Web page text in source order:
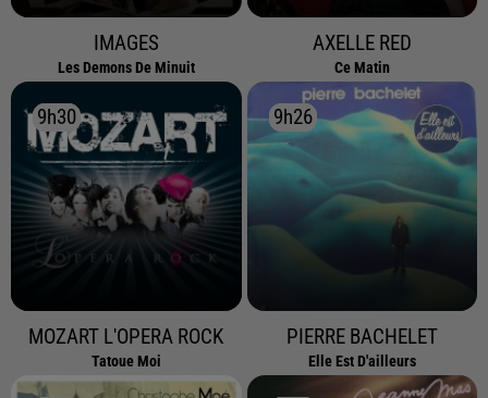
IMAGES
Les Demons De Minuit
AXELLE RED
Ce Matin
9h30
9h30
MOZART L'OPERA ROCK
Tatoue Moi
9h26
9h26
PIERRE BACHELET
Elle Est D'ailleurs